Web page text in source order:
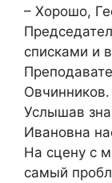
– Хорошо,
списками и
Овчинников.
Услышав
Ивановна
На сцену с
самый